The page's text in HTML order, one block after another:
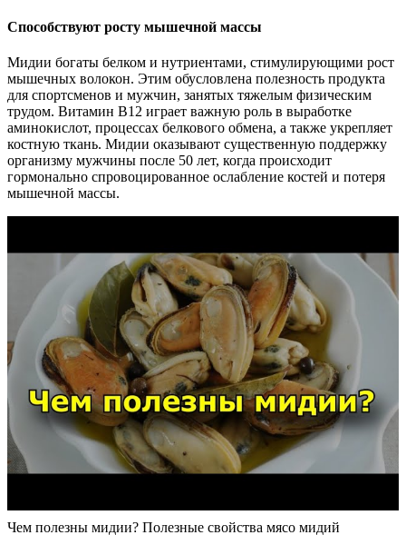
Способствуют росту мышечной массы
Мидии богаты белком и нутриентами, стимулирующими рост
мышечных волокон. Этим обусловлена полезность продукта
для спортсменов и мужчин, занятых тяжелым физическим
трудом. Витамин В12 играет важную роль в выработке
аминокислот, процессах белкового обмена, а также укрепляет
костную ткань. Мидии оказывают существенную поддержку
организму мужчины после 50 лет, когда происходит
гормонально спровоцированное ослабление костей и потеря
мышечной массы.
Чем полезны мидии? Полезные свойства мясо мидий